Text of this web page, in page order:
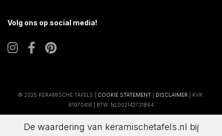
Volg ons op social media!
© 2025 KERAMISCHE TAFELS | COOKIE STATEMENT DISCLAIMER | KVK:
61070416 | BTW: NL002142731B64
De waardering van keramischetafels.nl bij